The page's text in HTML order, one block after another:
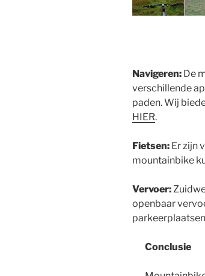
Navigeren: De
verschillende
paden. Wij
HIER.
Fietsen: Er zijn
mountainbike
Vervoer:
openbaar
Conclusie